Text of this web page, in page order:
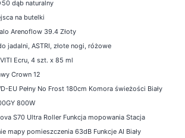
dąb naturalny
na butelki
Arenoflow 39.4 Złoty
jadalni, ASTRI, złote nogi, różowe
Ecru, 4 szt. x 85 ml
Crown 12
EU Pełny No Frost 180cm Komora świeżości Biały
800W
S70 Ultra Roller Funkcja mopowania Stacja
mapy pomieszczenia 63dB Funkcje AI Biały